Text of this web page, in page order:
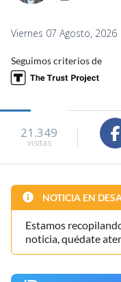
Viernes 07 Agosto,
Seguimos criterios de
21.349
visitas
NOTICIA EN
Estamos
noticia, quédate